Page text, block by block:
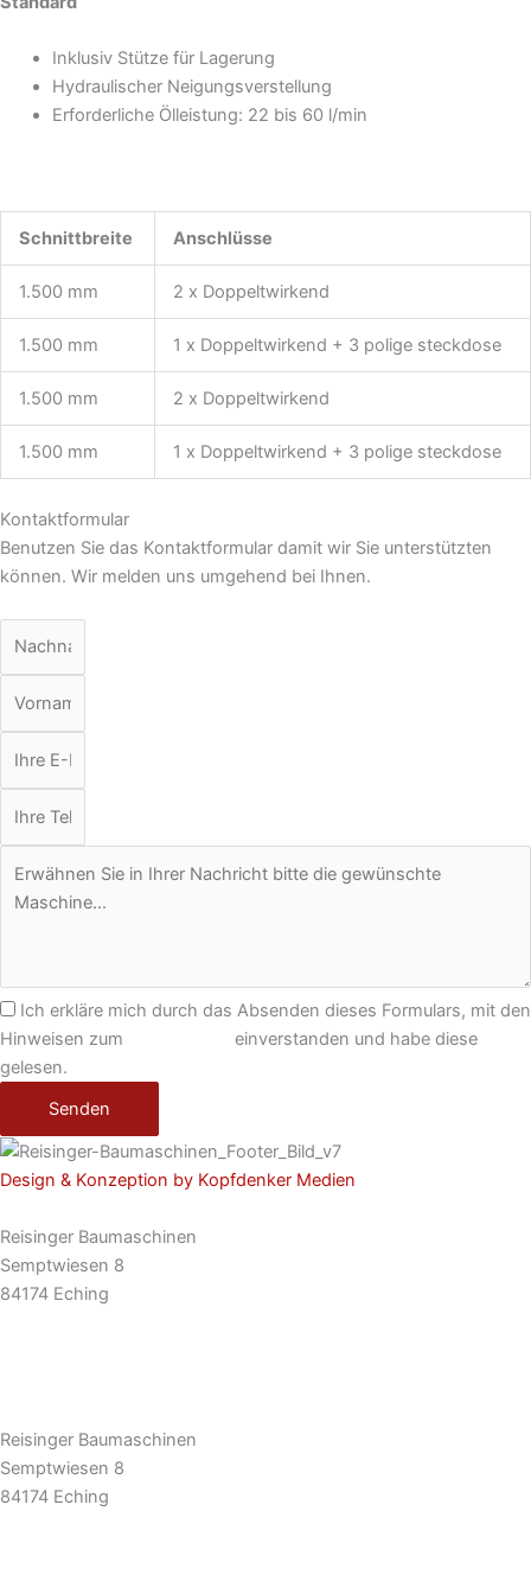
Inklusiv Stütze für Lagerung
Hydraulischer Neigungsverstellung
Erforderliche Ölleistung: 22 bis 60 l/min
Schnittbreite Anschlüsse
1.500 mm 2 x Doppeltwirkend
1.500 mm 1 x Doppeltwirkend + 3 polige steckdose
1.500 mm 2 x Doppeltwirkend
1.500 mm 1 x Doppeltwirkend + 3 polige steckdose
Kontaktformular
Benutzen Sie das Kontaktformular damit wir Sie unterstützten
können. Wir melden uns umgehend bei Ihnen.
Ich erkläre mich durch das Absenden dieses Formulars, mit den
Hinweisen zum
einverstanden und habe diese
gelesen.
Senden
Design & Konzeption by Kopfdenker Medien
Reisinger Baumaschinen
Semptwiesen 8
84174 Eching
Reisinger Baumaschinen
Semptwiesen 8
84174 Eching